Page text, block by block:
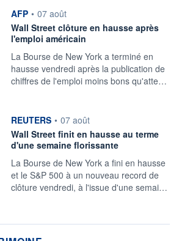
information fournie par
AFP • 07 août
Wall Street clôture en hausse après
l'emploi américain
La Bourse de New York a terminé en
hausse vendredi après la publication de
chiffres de l'emploi moins bons qu'atte…
information fournie par
REUTERS • 07 août
Wall Street finit en hausse au terme
d'une semaine florissante
La Bourse de New York a fini ‌en hausse
et le S&P 500 à un nouveau record de
clôture vendredi, à l'issue d'une semai…